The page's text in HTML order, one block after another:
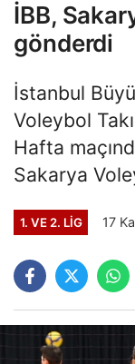
İBB,
gönderdi
İstanbul
Voleybol
Hafta
Sakarya
1. VE 2. LIG 17